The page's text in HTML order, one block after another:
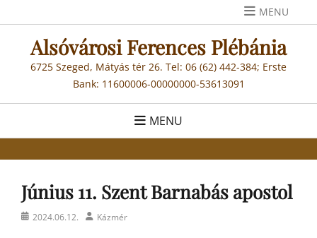
to
content
MENU
Alsóvárosi Ferences Plébánia
6725 Szeged, Mátyás tér 26. Tel: 06 (62) 442-384; Erste
Bank: 11600006-00000000-53613091
MENU
Június 11. Szent Barnabás apostol
Posted2024.06.12. AuthorKázmér